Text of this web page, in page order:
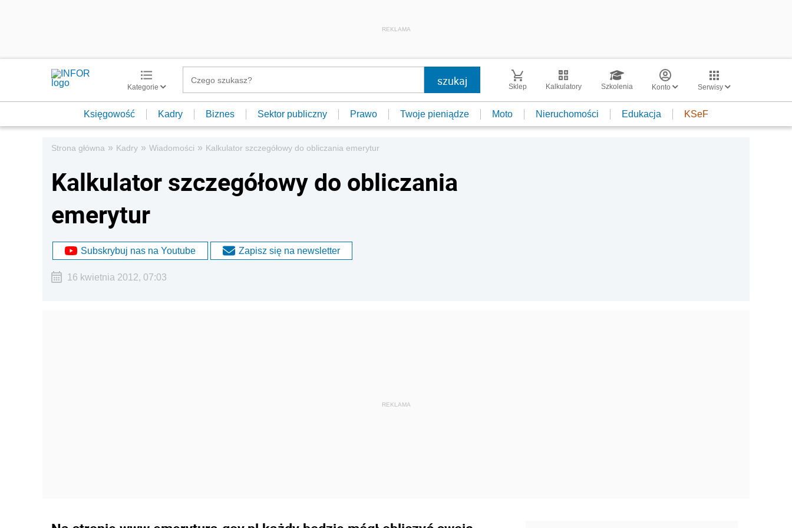
REKLAMA
Kategorie Sklep Kalkulatory Szkolenia Konto Serwisy
Księgowość Kadry Biznes Sektor publiczny Prawo Twoje pieniądze Moto Nieruchomości Edukacja KSeF
Strona główna » Kadry » Wiadomości » Kalkulator szczegółowy do obliczania emerytur
Kalkulator szczegółowy do obliczania
emerytur
Subskrybuj nas na Youtube Zapisz się na newsletter
16 kwietnia 2012, 07:03